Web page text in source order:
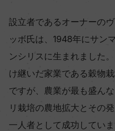
設立者であるオーナーの
ッボ氏は、1948年にサン
ンシリスに生まれました
け継いだ家業である穀物
ですが、農業が最も盛ん
リ栽培の農地拡大とその
一人者として成功してい